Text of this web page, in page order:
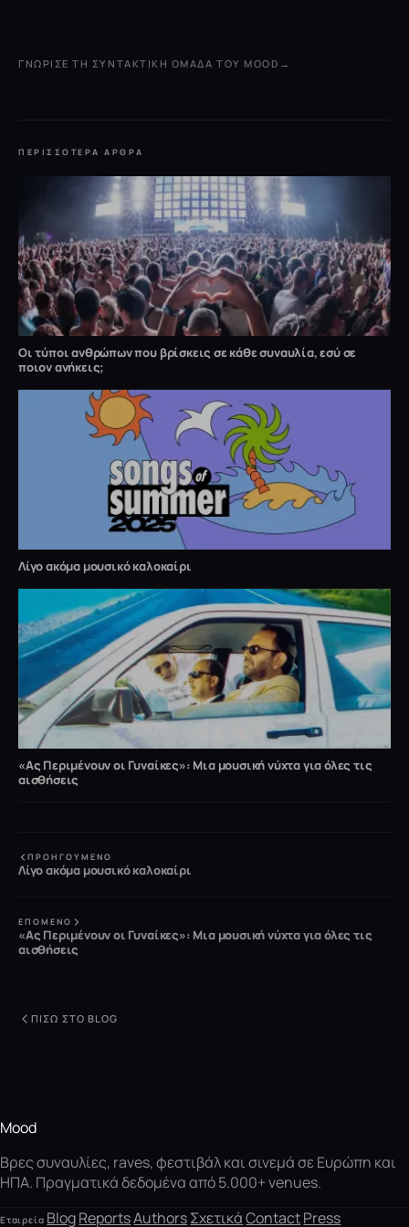
ΓΝΏΡΙΣΕ ΤΗ ΣΥΝΤΑΚΤΙΚΉ ΟΜΆΔΑ ΤΟΥ MOOD →
ΠΕΡΙΣΣΌΤΕΡΑ ΆΡΘΡΑ
Οι τύποι ανθρώπων που βρίσκεις σε κάθε συναυλία, εσύ σε
ποιον ανήκεις;
Λίγο ακόμα μουσικό καλοκαίρι
«Ας Περιμένουν οι Γυναίκες»: Μια μουσική νύχτα για όλες τις
αισθήσεις
ΠΡΟΗΓΟΎΜΕΝΟ
Λίγο ακόμα μουσικό καλοκαίρι
ΕΠΌΜΕΝΟ
«Ας Περιμένουν οι Γυναίκες»: Μια μουσική νύχτα για όλες τις
αισθήσεις
ΠΊΣΩ ΣΤΟ BLOG
Mood
Βρες συναυλίες, raves, φεστιβάλ και σινεμά σε Ευρώπη και
ΗΠΑ. Πραγματικά δεδομένα από 5.000+ venues.
Εταιρεία BlogReportsAuthorsΣχετικά ContactPress